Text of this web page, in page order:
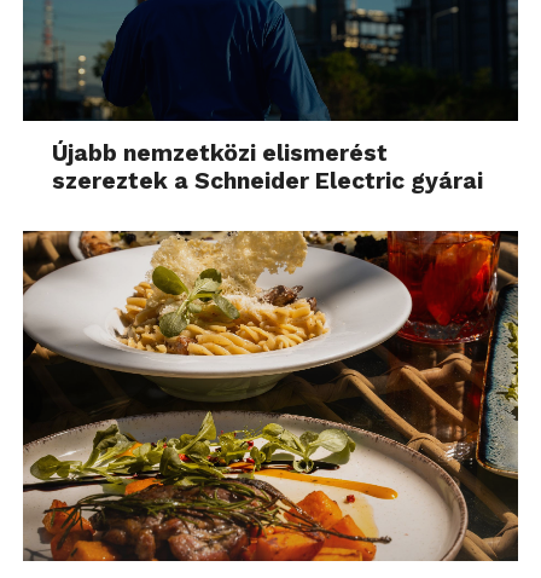
Újabb nemzetközi elismerést
szereztek a Schneider Electric gyárai